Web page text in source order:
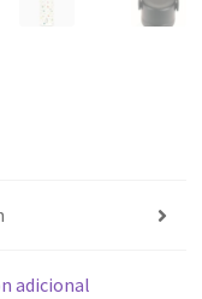
adicional